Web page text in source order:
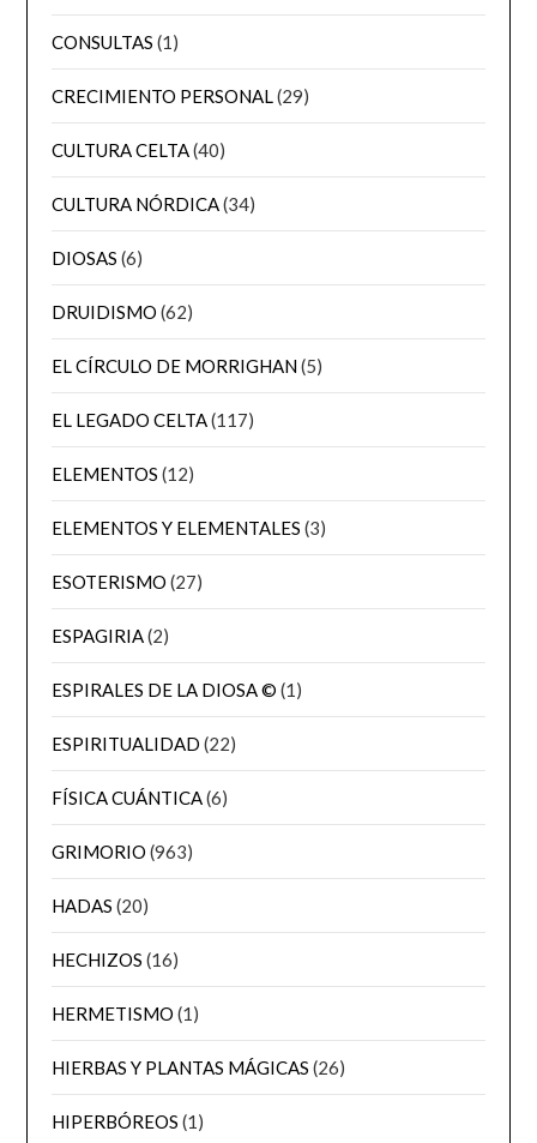
CONSULTAS (1)
CRECIMIENTO PERSONAL(29)
CULTURA CELTA(40)
CULTURA NÓRDICA(34)
DIOSAS (6)
DRUIDISMO (62)
EL CÍRCULO DE MORRIGHAN(5)
EL LEGADO CELTA(117)
ELEMENTOS (12)
ELEMENTOS Y ELEMENTALES (3)
ESOTERISMO (27)
ESPAGIRIA(2)
ESPIRALES DE LA DIOSA © (1)
ESPIRITUALIDAD (22)
FÍSICA CUÁNTICA(6)
GRIMORIO (963)
HADAS (20)
HECHIZOS (16)
HERMETISMO (1)
HIERBAS Y PLANTAS MÁGICAS (26)
HIPERBÓREOS (1)